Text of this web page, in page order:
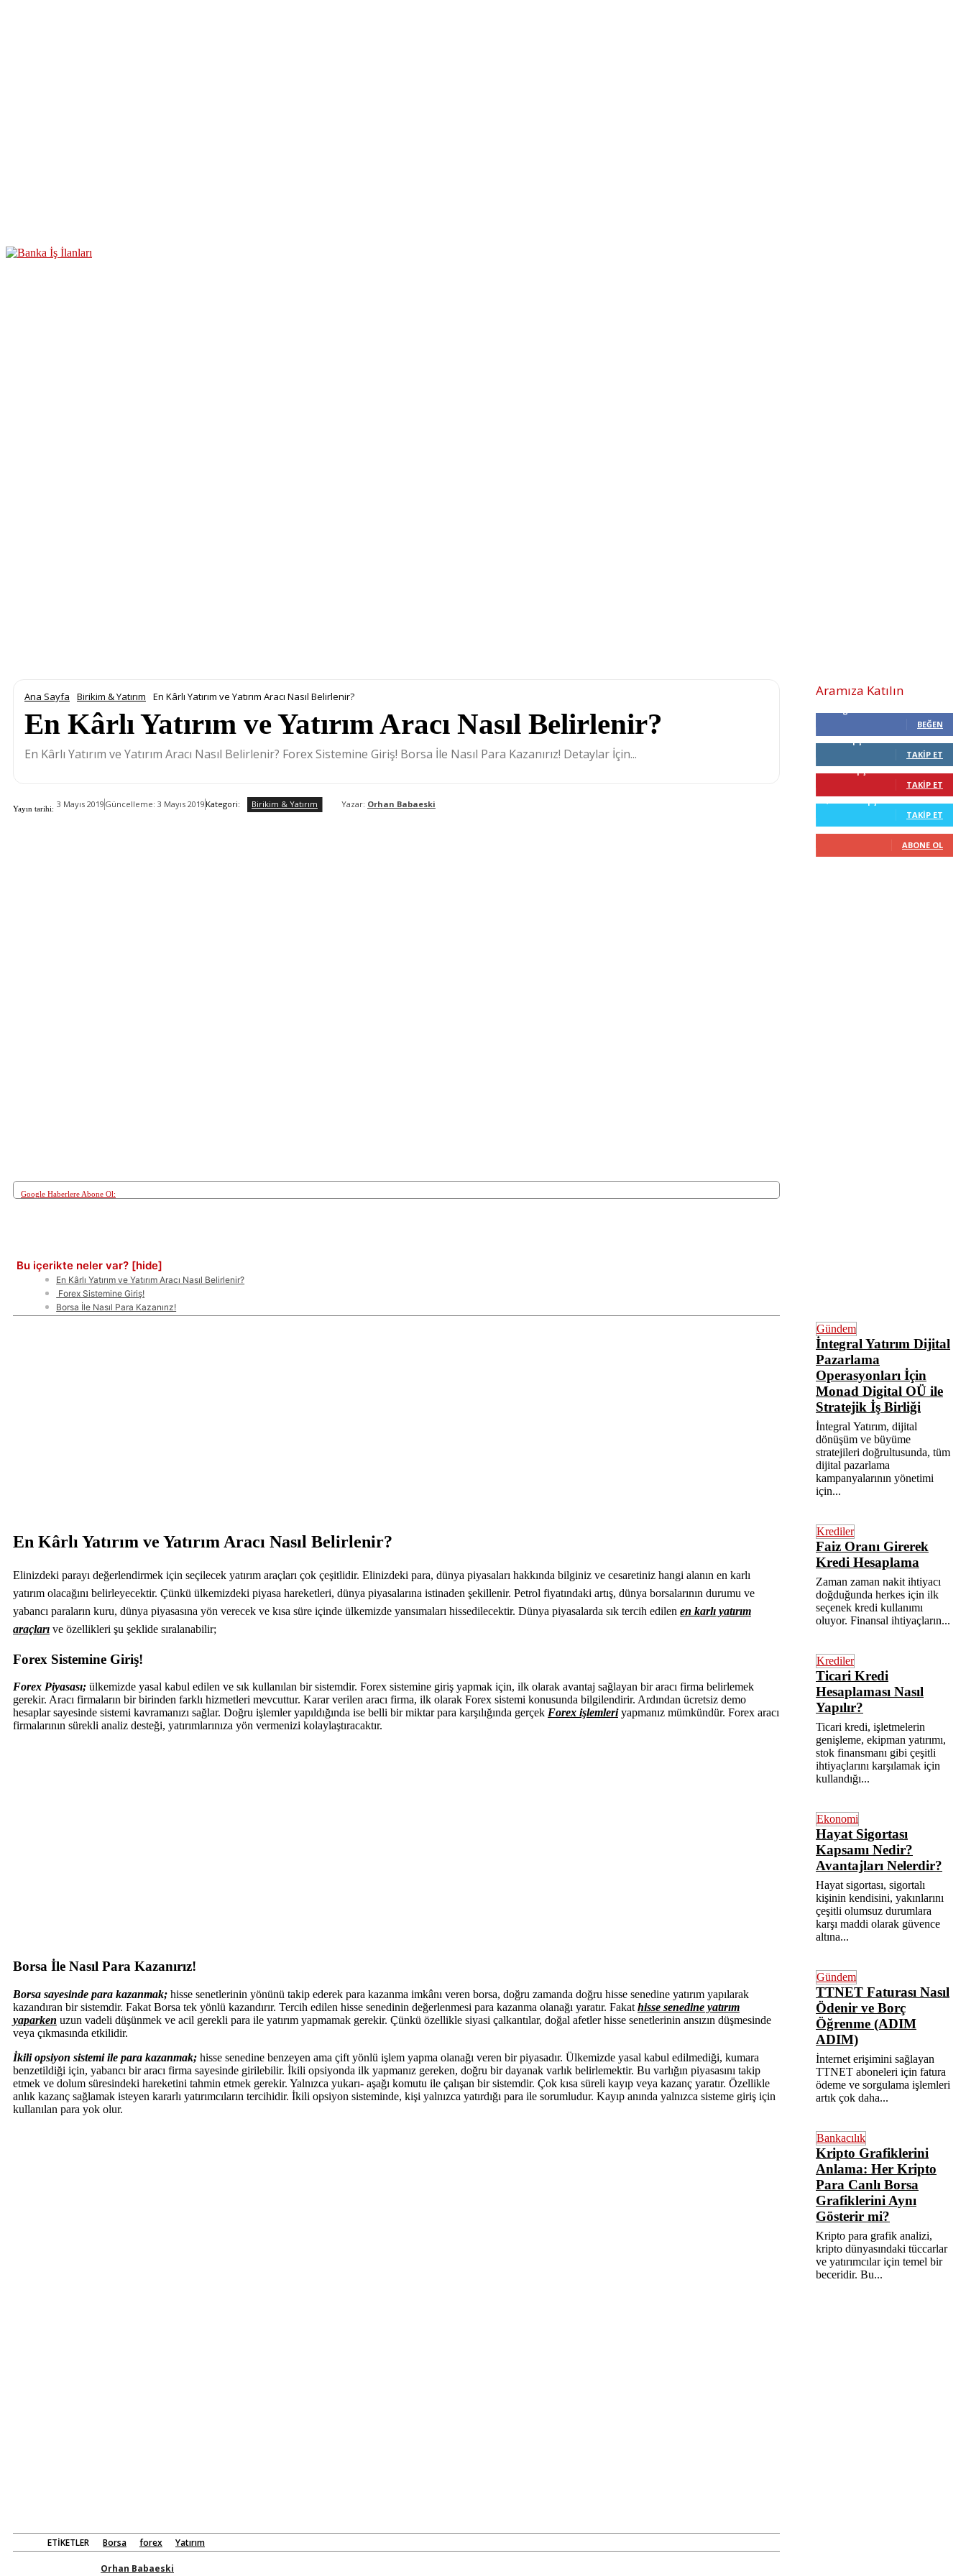
Ana Sayfa Birikim & Yatırım En Kârlı Yatırım ve Yatırım Aracı Nasıl Belirlenir?
En Kârlı Yatırım ve Yatırım Aracı Nasıl Belirlenir?
En Kârlı Yatırım ve Yatırım Aracı Nasıl Belirlenir? Forex Sistemine Giriş! Borsa İle Nasıl Para Kazanırız! Detaylar İçin...
Yayın tarihi: 3 Mayıs 2019 Güncelleme: 3 Mayıs 2019 Kategori: Birikim & Yatırım Yazar: Orhan Babaeski
Google Haberlere Abone Ol:
Bu içerikte neler var? [hide]
En Kârlı Yatırım ve Yatırım Aracı Nasıl Belirlenir?
Forex Sistemine Giriş!
Borsa İle Nasıl Para Kazanırız!
En Kârlı Yatırım ve Yatırım Aracı Nasıl Belirlenir?
Elinizdeki parayı değerlendirmek için seçilecek yatırım araçları çok çeşitlidir. Elinizdeki para, dünya piyasaları hakkında bilginiz ve cesaretiniz hangi alanın en karlı
yatırım olacağını belirleyecektir. Çünkü ülkemizdeki piyasa hareketleri, dünya piyasalarına istinaden şekillenir. Petrol fiyatındaki artış, dünya borsalarının durumu ve
yabancı paraların kuru, dünya piyasasına yön verecek ve kısa süre içinde ülkemizde yansımaları hissedilecektir. Dünya piyasalarda sık tercih edilen en karlı yatırım
araçları ve özellikleri şu şeklide sıralanabilir;
Forex Sistemine Giriş!
Forex Piyasası; ülkemizde yasal kabul edilen ve sık kullanılan bir sistemdir. Forex sistemine giriş yapmak için, ilk olarak avantaj sağlayan bir aracı firma belirlemek
gerekir. Aracı firmaların bir birinden farklı hizmetleri mevcuttur. Karar verilen aracı firma, ilk olarak Forex sistemi konusunda bilgilendirir. Ardından ücretsiz demo
hesaplar sayesinde sistemi kavramanızı sağlar. Doğru işlemler yapıldığında ise belli bir miktar para karşılığında gerçek Forex işlemleriyapmanız mümkündür. Forex aracı
firmalarının sürekli analiz desteği, yatırımlarınıza yön vermenizi kolaylaştıracaktır.
Borsa İle Nasıl Para Kazanırız!
Borsa sayesinde para kazanmak; hisse senetlerinin yönünü takip ederek para kazanma imkânı veren borsa, doğru zamanda doğru hisse senedine yatırım yapılarak
kazandıran bir sistemdir. Fakat Borsa tek yönlü kazandırır. Tercih edilen hisse senedinin değerlenmesi para kazanma olanağı yaratır. Fakat hisse senedine yatırım
yaparken uzun vadeli düşünmek ve acil gerekli para ile yatırım yapmamak gerekir. Çünkü özellikle siyasi çalkantılar, doğal afetler hisse senetlerinin ansızın düşmesinde
veya çıkmasında etkilidir.
İkili opsiyon sistemi ile para kazanmak; hisse senedine benzeyen ama çift yönlü işlem yapma olanağı veren bir piyasadır. Ülkemizde yasal kabul edilmediği, kumara
benzetildiği için, yabancı bir aracı firma sayesinde girilebilir. İkili opsiyonda ilk yapmanız gereken, doğru bir dayanak varlık belirlemektir. Bu varlığın piyasasını takip
etmek ve dolum süresindeki hareketini tahmin etmek gerekir. Yalnızca yukarı- aşağı komutu ile çalışan bir sistemdir. Çok kısa süreli kayıp veya kazanç yaratır. Özellikle
anlık kazanç sağlamak isteyen kararlı yatırımcıların tercihidir. İkili opsiyon sisteminde, kişi yalnızca yatırdığı para ile sorumludur. Kayıp anında yalnızca sisteme giriş için
kullanılan para yok olur.
ETIKETLER Borsa forex Yatırım
Orhan Babaeski
Aramıza Katılın
BEĞEN
TAKIP ET
TAKIP ET
TAKIP ET
ABONE OL
Gündem
İntegral Yatırım Dijital
Pazarlama
Operasyonları İçin
Monad Digital OÜ ile
Stratejik İş Birliği
İntegral Yatırım, dijital
dönüşüm ve büyüme
stratejileri doğrultusunda, tüm
dijital pazarlama
kampanyalarının yönetimi
için...
Krediler
Faiz Oranı Girerek
Kredi Hesaplama
Zaman zaman nakit ihtiyacı
doğduğunda herkes için ilk
seçenek kredi kullanımı
oluyor. Finansal ihtiyaçların...
Krediler
Ticari Kredi
Hesaplaması Nasıl
Yapılır?
Ticari kredi, işletmelerin
genişleme, ekipman yatırımı,
stok finansmanı gibi çeşitli
ihtiyaçlarını karşılamak için
kullandığı...
Ekonomi
Hayat Sigortası
Kapsamı Nedir?
Avantajları Nelerdir?
Hayat sigortası, sigortalı
kişinin kendisini, yakınlarını
çeşitli olumsuz durumlara
karşı maddi olarak güvence
altına...
Gündem
TTNET Faturası Nasıl
Ödenir ve Borç
Öğrenme (ADIM
ADIM)
İnternet erişimini sağlayan
TTNET aboneleri için fatura
ödeme ve sorgulama işlemleri
artık çok daha...
Bankacılık
Kripto Grafiklerini
Anlama: Her Kripto
Para Canlı Borsa
Grafiklerini Aynı
Gösterir mi?
Kripto para grafik analizi,
kripto dünyasındaki tüccarlar
ve yatırımcılar için temel bir
beceridir. Bu...